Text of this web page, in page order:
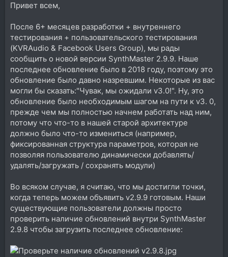
Привет всем,
После 6+ месяцев разработки + внутреннего
тестирования + пользовательского тестирования
(KVRAudio & Facebook Users Group), мы рады
сообщить о новой версии SynthMaster 2.9.9. Наше
последнее обновление было в 2018 году, поэтому это
обновление было давно назревшим. Некоторые из вас
могли бы сказать:"Чувак, мы ожидали v3.0!". Ну, это
обновление было необходимым шагом на пути к v3. 0,
прежде чем мы полностью начнем работать над ним,
потому что что-то в нашей старой архитектуре
должно было что-то измениться (например,
фиксированная структура параметров, которая не
позволяя пользователю динамически добавлять/
удалять/загружать / сохранять модули)
Во всяком случае, я считаю, что мы достигли точки,
когда теперь можем объявить v2.9.9 готовым. Наши
существующие пользователи должны просто
проверить наличие обновлений внутри SynthMaster
2.9.8 чтобы загрузить последнее обновление: